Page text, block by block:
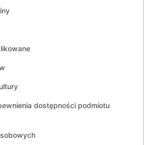
dostępności podmiotu